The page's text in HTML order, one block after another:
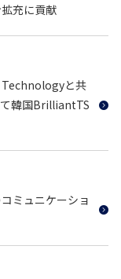
充に貢献
Technologyと共
韓国BrilliantTS
ミュニケーショ